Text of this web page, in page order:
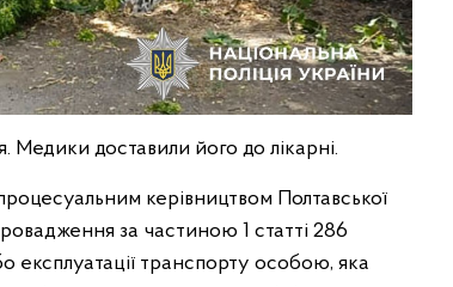
Медики доставили його до лікарні.
керівництвом Полтавської
за частиною 1 статті 286
транспорту особою, яка